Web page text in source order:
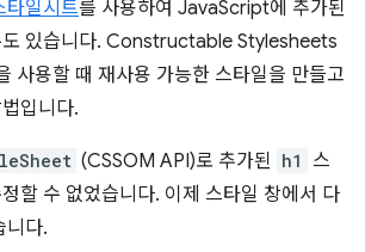
타일시트를 사용하여 JavaScript에 추가된
도 있습니다. Constructable Stylesheets
사용할 때 재사용 가능한 스타일을 만들고
입니다.
(CSSOM API)로 추가된 h1 스
할 수 없었습니다. 이제 스타일 창에서 다
니다.